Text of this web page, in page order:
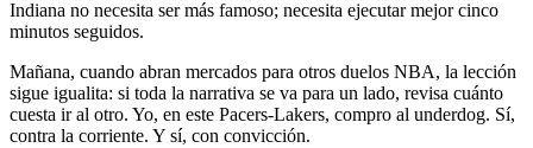
Indiana no necesita ser más famoso; necesita ejecutar mejor cinco
minutos seguidos.
Mañana, cuando abran mercados para otros duelos NBA, la lección
sigue igualita: si toda la narrativa se va para un lado, revisa cuánto
cuesta ir al otro. Yo, en este Pacers-Lakers, compro al underdog. Sí,
contra la corriente. Y sí, con convicción.